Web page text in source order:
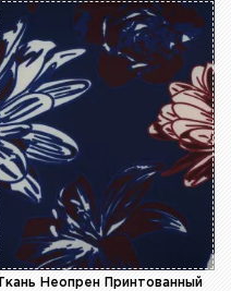
Ткань Неопрен Принтованный